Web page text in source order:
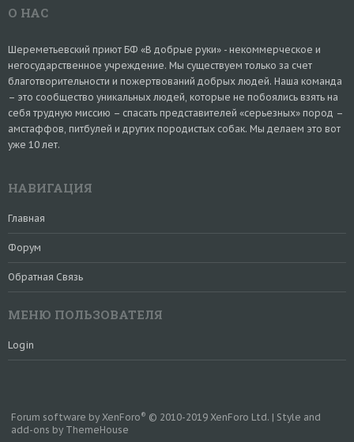
О НАС
Шереметьевский приют БФ «В добрые руки» - некоммерческое и
негосударственное учреждение. Мы существуем только за счет
благотворительности и пожертвований добрых людей. Наша команда
– это сообщество уникальных людей, которые не побоялись взять на
себя трудную миссию – спасать представителей «серьезных» пород –
амстаффов, питбулей и других породистых собак. Мы делаем это вот
уже 10 лет.
НАВИГАЦИЯ
Главная
Форум
Обратная Связь
МЕНЮ ПОЛЬЗОВАТЕЛЯ
Login
Forum software by XenForo® © 2010-2019 XenForo Ltd. | Style and
add-ons by ThemeHouse